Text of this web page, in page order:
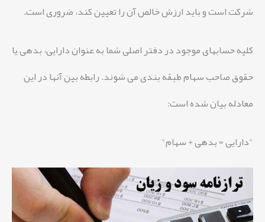
شرکت است و باید ارزش خالص آن را تعیین کند، ضروری است.
کلیه حسابهای موجود در دفتر اصلی شما به عنوان دارایی، بدهی یا
حقوق صاحب سهام طبقه بندی می شوند. رابطه بین آنها در این
معادله بیان شده است:
"دارایی = بدهی + سهام"